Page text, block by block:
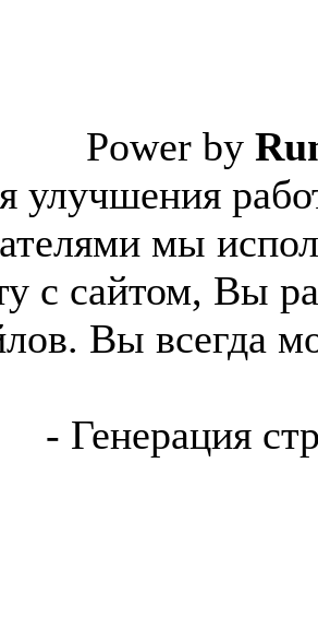
Power by
улучшения
мы
с сайтом, Вы
Вы всегда
- Генерация